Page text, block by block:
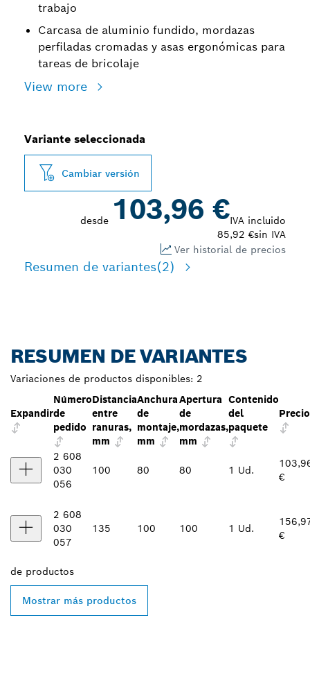
trabajo
Carcasa de aluminio fundido, mordazas
perfiladas cromadas y asas ergonómicas para
tareas de bricolaje
View more
Variante seleccionada
Cambiar versión
desde 103,96 €IVA incluido
85,92 €sin IVA
Ver historial de precios
Resumen de variantes(2)
RESUMEN DE VARIANTES
Variaciones de productos disponibles: 2
Expandir
Número
de
pedido
Distancia
entre
ranuras,
mm
Anchura
de
montaje,
mm
Apertura
de
mordazas,
mm
Contenido
del
paquete
Precio
2 608
030
056
100 80 80 1 Ud.
€
2 608
030
057
135 100 100 1 Ud.
€
de productos
Mostrar más productos